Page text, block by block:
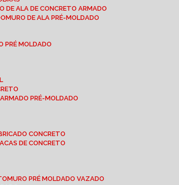
DE ALA DE CONCRETO ARMADO
MURO DE ALA PRÉ-MOLDADO
PRÉ MOLDADO
ARMADO PRÉ-MOLDADO
CONCRETO
DE CONCRETO
MURO PRÉ MOLDADO VAZADO